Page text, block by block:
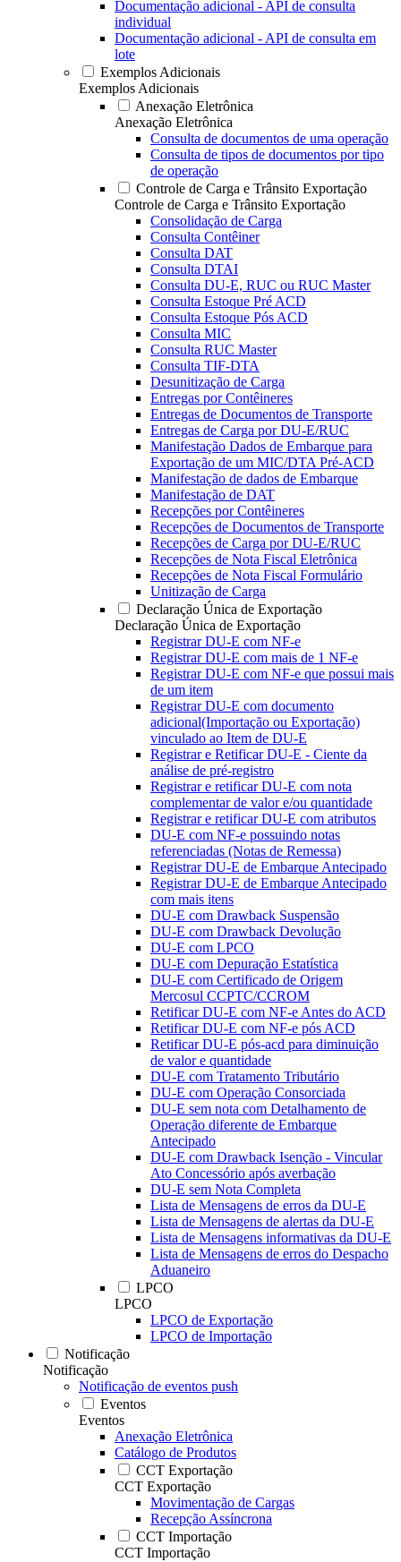
Documentação adicional - API de consulta
individual
Documentação adicional - API de consulta em
lote
Exemplos Adicionais
Exemplos Adicionais
Anexação Eletrônica
Anexação Eletrônica
Consulta de documentos de uma operação
Consulta de tipos de documentos por tipo
de operação
Controle de Carga e Trânsito Exportação
Controle de Carga e Trânsito Exportação
Consolidação de Carga
Consulta Contêiner
Consulta DAT
Consulta DTAI
Consulta DU-E, RUC ou RUC Master
Consulta Estoque Pré ACD
Consulta Estoque Pós ACD
Consulta MIC
Consulta RUC Master
Consulta TIF-DTA
Desunitização de Carga
Entregas por Contêineres
Entregas de Documentos de Transporte
Entregas de Carga por DU-E/RUC
Manifestação Dados de Embarque para
Exportação de um MIC/DTA Pré-ACD
Manifestação de dados de Embarque
Manifestação de DAT
Recepções por Contêineres
Recepções de Documentos de Transporte
Recepções de Carga por DU-E/RUC
Recepções de Nota Fiscal Eletrônica
Recepções de Nota Fiscal Formulário
Unitização de Carga
Declaração Única de Exportação
Declaração Única de Exportação
Registrar DU-E com NF-e
Registrar DU-E com mais de 1 NF-e
Registrar DU-E com NF-e que possui mais
de um item
Registrar DU-E com documento
adicional(Importação ou Exportação)
vinculado ao Item de DU-E
Registrar e Retificar DU-E - Ciente da
análise de pré-registro
Registrar e retificar DU-E com nota
complementar de valor e/ou quantidade
Registrar e retificar DU-E com atributos
DU-E com NF-e possuindo notas
referenciadas (Notas de Remessa)
Registrar DU-E de Embarque Antecipado
Registrar DU-E de Embarque Antecipado
com mais itens
DU-E com Drawback Suspensão
DU-E com Drawback Devolução
DU-E com LPCO
DU-E com Depuração Estatística
DU-E com Certificado de Origem
Mercosul CCPTC/CCROM
Retificar DU-E com NF-e Antes do ACD
Retificar DU-E com NF-e pós ACD
Retificar DU-E pós-acd para diminuição
de valor e quantidade
DU-E com Tratamento Tributário
DU-E com Operação Consorciada
DU-E sem nota com Detalhamento de
Operação diferente de Embarque
Antecipado
DU-E com Drawback Isenção - Vincular
Ato Concessório após averbação
DU-E sem Nota Completa
Lista de Mensagens de erros da DU-E
Lista de Mensagens de alertas da DU-E
Lista de Mensagens informativas da DU-E
Lista de Mensagens de erros do Despacho
Aduaneiro
LPCO
LPCO
LPCO de Exportação
LPCO de Importação
Notificação
Notificação
Notificação de eventos push
Eventos
Eventos
Anexação Eletrônica
Catálogo de Produtos
CCT Exportação
CCT Exportação
Movimentação de Cargas
Recepção Assíncrona
CCT Importação
CCT Importação